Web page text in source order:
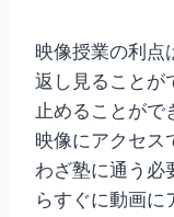
映像授業の利点
返し見ることが
止めることがで
映像にアクセス
わざ塾に通う必
らすぐに動画に